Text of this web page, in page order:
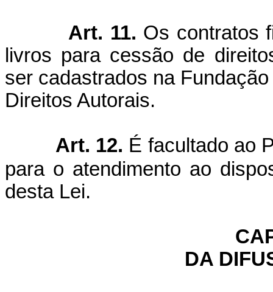
Art. 11. Os contratos
livros para cessão de
ser cadastrados na
Direitos Autorais.
Art. 12. É facultado ao
para o atendimento ao
desta Lei.
DA